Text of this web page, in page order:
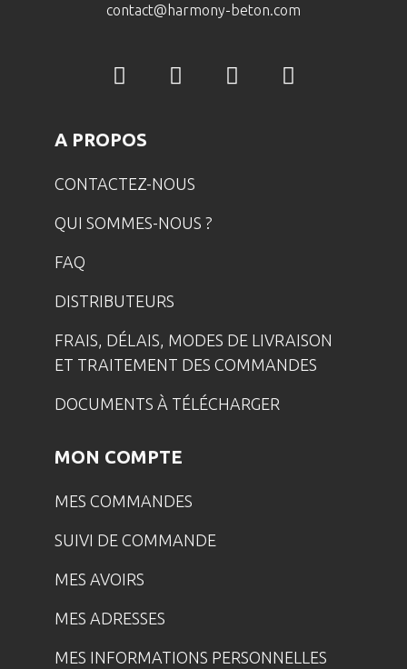
contact@harmony-beton.com
A PROPOS
CONTACTEZ-NOUS
QUI SOMMES-NOUS ?
FAQ
DISTRIBUTEURS
FRAIS, DÉLAIS, MODES DE LIVRAISON
ET TRAITEMENT DES COMMANDES
DOCUMENTS À TÉLÉCHARGER
MON COMPTE
MES COMMANDES
SUIVI DE COMMANDE
MES AVOIRS
MES ADRESSES
MES INFORMATIONS PERSONNELLES